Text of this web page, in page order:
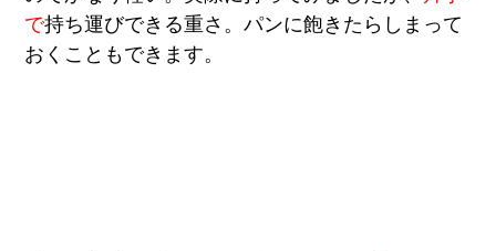
で持ち運びできる重さ。パンに飽きたらしまって
おくこともできます。